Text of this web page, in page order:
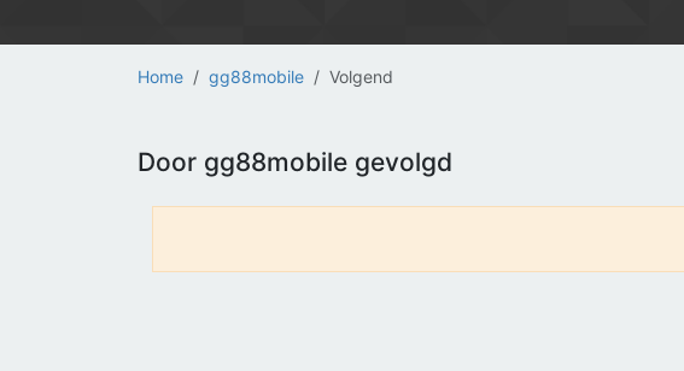
Home gg88mobile Volgend
Door gg88mobile gevolgd